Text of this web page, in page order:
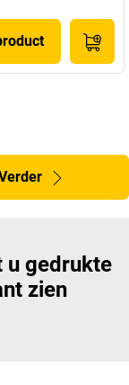
u gedrukte
zien